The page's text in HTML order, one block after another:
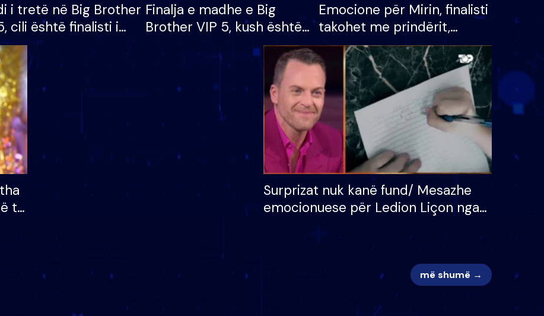
i tretë në Big Brother
cili është finalisti i
që lë shtëpinë
Finalja e madhe e Big
Brother VIP 5, kush është
banori i parë që lë shtëpinë
dhe humb mundësinë për
të fituar çmimin e madh
Emocione për Mirin, finalisti
takohet me prindërit,
vajzën dhe bashkëshorten:
S’kemi ndonjë letër divorci
apo jo?
të
Surprizat nuk kanë fund/ Mesazhe
emocionuese për Ledion Liçon nga
më shumë →